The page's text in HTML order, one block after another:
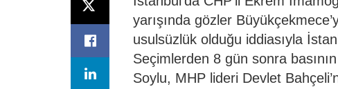
yarışında gözler
usulsüzlük olduğu iddiasıyla
Seçimlerden 8 gün sonra
Soylu, MHP lideri Devlet